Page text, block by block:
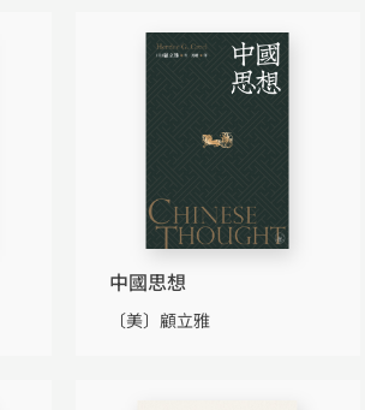
中國思想
〔美〕顧立雅